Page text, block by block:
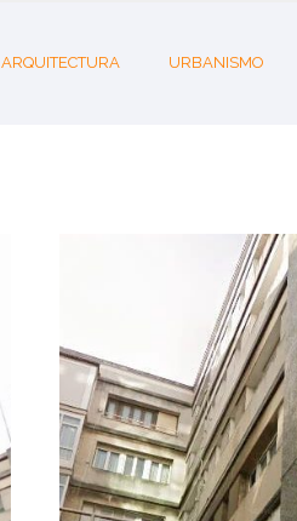
ARQUITECTURA URBANISMO